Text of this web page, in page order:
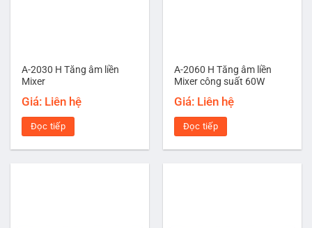
A-2030 H Tăng âm liền
Mixer
Giá: Liên hệ
Đọc tiếp
A-2060 H Tăng âm liền
Mixer công suất 60W
Giá: Liên hệ
Đọc tiếp